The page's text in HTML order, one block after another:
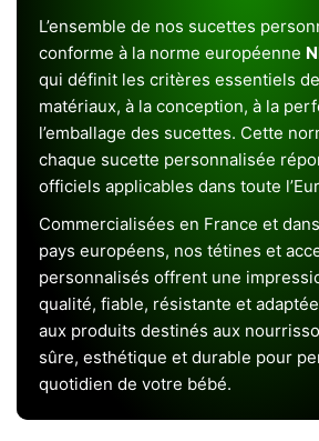
L’ensemble de nos sucettes
conforme à la norme européenne
qui définit les critères essentiels
matériaux, à la conception, à la
l’emballage des sucettes. Cette
chaque sucette personnalisée
officiels applicables dans toute
Commercialisées en France et
pays européens, nos tétines et
personnalisés offrent une
qualité, fiable, résistante et
aux produits destinés aux
sûre, esthétique et durable pour
quotidien de votre bébé.